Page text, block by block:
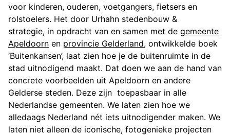
voor kinderen, ouderen, voetgangers, fietsers en
rolstoelers. Het door Urhahn stedenbouw &
strategie, in opdracht van en samen met de gemeente
Apeldoorn en provincie Gelderland, ontwikkelde boek
‘Buitenkansen’, laat zien hoe je de buitenruimte in de
stad uitnodigend maakt. Dat doen we aan de hand van
concrete voorbeelden uit Apeldoorn en andere
Gelderse steden. Deze zijn toepasbaar in alle
Nederlandse gemeenten. We laten zien hoe we
alledaags Nederland nét iets uitnodigender maken. We
laten niet alleen de iconische, fotogenieke projecten